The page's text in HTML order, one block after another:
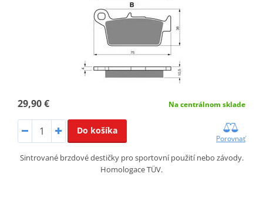
29,90 € Na centrálnom sklade
Do košíka
Porovnať
Sintrované brzdové destičky pro sportovní použití nebo závody.
Homologace TÜV.